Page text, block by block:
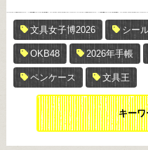
文具女子博2026 シー
OKB48 2026年手帳
ペンケース 文具王
キー